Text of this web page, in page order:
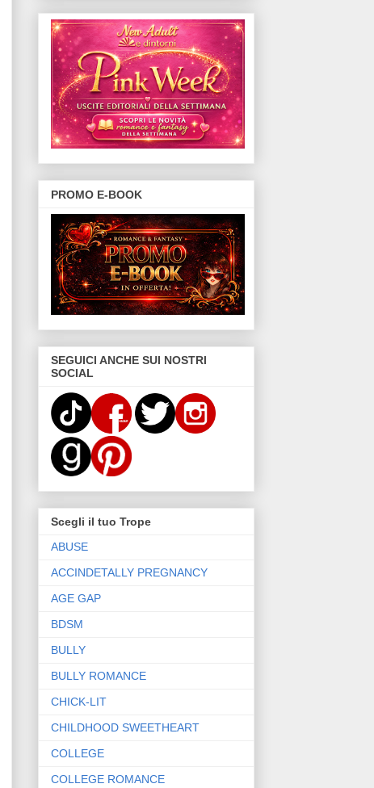
PROMO E-BOOK
SEGUICI ANCHE SUI NOSTRI
SOCIAL
Scegli il tuo Trope
ABUSE
ACCINDETALLY PREGNANCY
AGE GAP
BDSM
BULLY
BULLY ROMANCE
CHICK-LIT
CHILDHOOD SWEETHEART
COLLEGE
COLLEGE ROMANCE